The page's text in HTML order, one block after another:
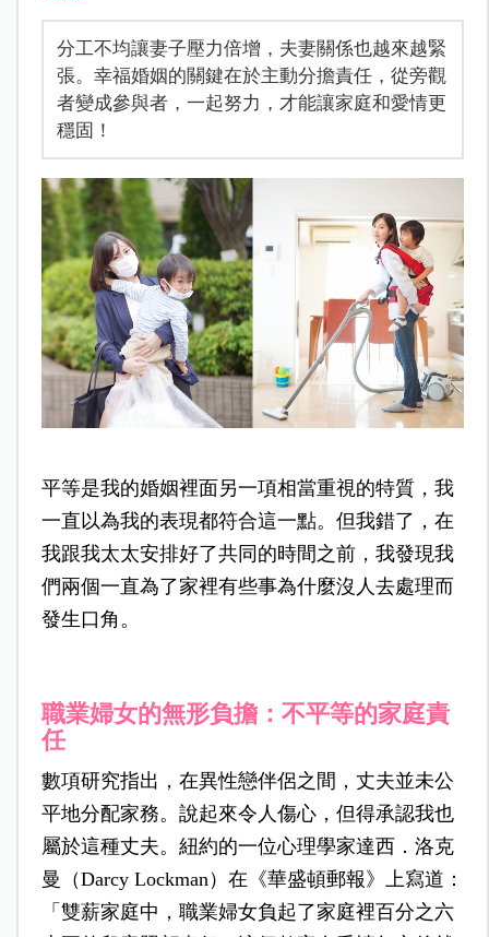
分工不均讓妻子壓力倍增，夫妻關係也越來越緊
張。幸福婚姻的關鍵在於主動分擔責任，從旁觀
者變成參與者，一起努力，才能讓家庭和愛情更
穩固！
平等是我的婚姻裡面另一項相當重視的特質，我
一直以為我的表現都符合這一點。但我錯了，在
我跟我太太安排好了共同的時間之前，我發現我
們兩個一直為了家裡有些事為什麼沒人去處理而
發生口角。
職業婦女的無形負擔：不平等的家庭責
任
數項研究指出，在異性戀伴侶之間，丈夫並未公
平地分配家務。說起來令人傷心，但得承認我也
屬於這種丈夫。紐約的一位心理學家達西．洛克
曼（Darcy Lockman）在《華盛頓郵報》上寫道：
「雙薪家庭中，職業婦女負起了家庭裡百分之六